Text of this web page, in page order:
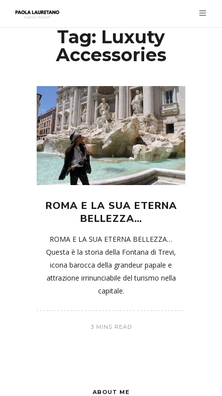
Tag: Luxuty
Accessories
ROMA E LA SUA ETERNA
BELLEZZA…
ROMA E LA SUA ETERNA BELLEZZA…
Questa è la storia della Fontana di Trevi,
icona barocca della grandeur papale e
attrazione irrinunciabile del turismo nella
capitale.
3 MINS READ
ABOUT ME